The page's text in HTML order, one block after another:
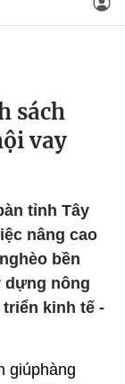
sách
vay
tỉnh Tây
nâng cao
bền
dựng nông
kinh tế -
giúphàng